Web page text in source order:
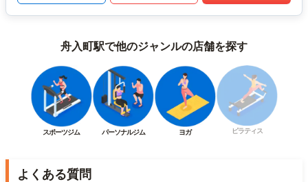
舟入町駅で他のジャンルの店舗を探す
スポーツジム パーソナルジム ヨガ ピラティス
よくある質問